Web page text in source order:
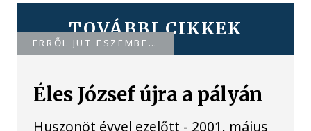
TOVÁBBI CIKKEK
ERRŐL JUT ESZEMBE…
Éles József újra a pályán
Huszonöt évvel ezelőtt - 2001. május